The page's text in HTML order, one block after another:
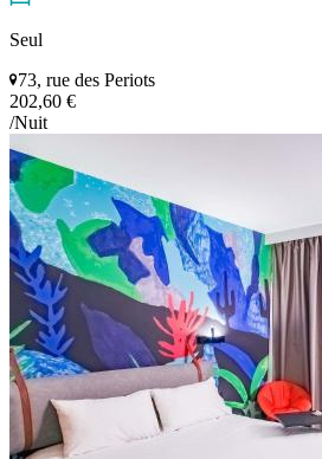
Seul
73, rue des Periots
202,60 €
/Nuit